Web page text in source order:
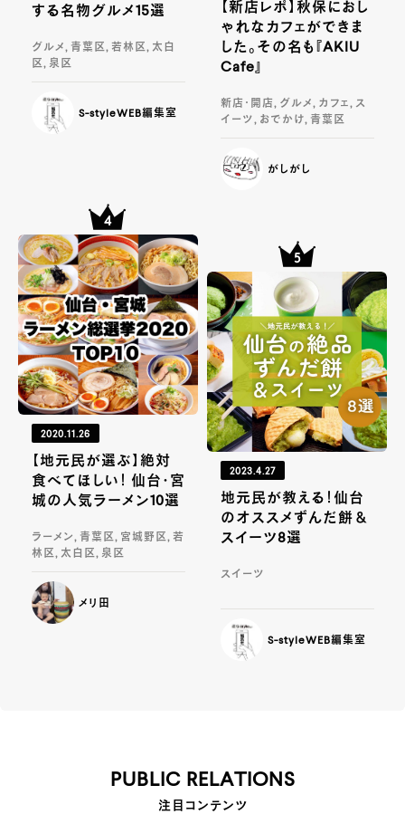
する名物グルメ15選
グルメ, 青葉区, 若林区, 太白
区, 泉区
S-styleWEB編集室
【新店レポ】秋保におし
ゃれなカフェができま
した。その名も『AKIU
Cafe』
新店・開店, グルメ, カフェ, ス
イーツ, おでかけ, 青葉区
がしがし
2020.11.26
【地元民が選ぶ】絶対
食べてほしい！ 仙台・宮
城の人気ラーメン10選
ラーメン, 青葉区, 宮城野区, 若
林区, 太白区, 泉区
メリ田
2023.4.27
地元民が教える！仙台
のオススメずんだ餅＆
スイーツ8選
スイーツ
S-styleWEB編集室
PUBLIC RELATIONS
注目コンテンツ